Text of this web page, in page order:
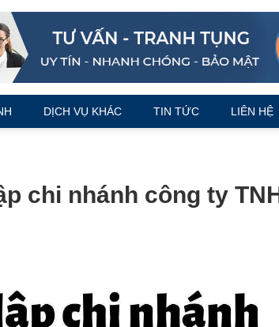
DỊCH VỤ KHÁC TIN TỨC LIÊN HỆ
chi nhánh công ty